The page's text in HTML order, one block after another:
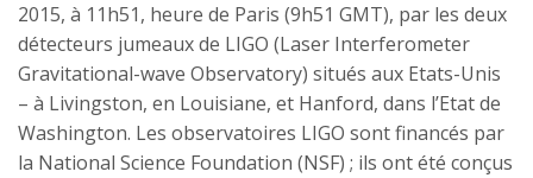
2015, à 11h51, heure de Paris (9h51 GMT), par les deux
détecteurs jumeaux de LIGO (Laser Interferometer
Gravitational-wave Observatory) situés aux Etats-Unis
– à Livingston, en Louisiane, et Hanford, dans l’Etat de
Washington. Les observatoires LIGO sont financés par
la National Science Foundation (NSF) ; ils ont été conçus